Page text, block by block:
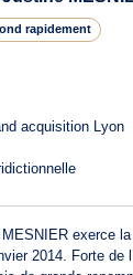
rapidement
acquisition Lyon
exerce
2014. Forte de